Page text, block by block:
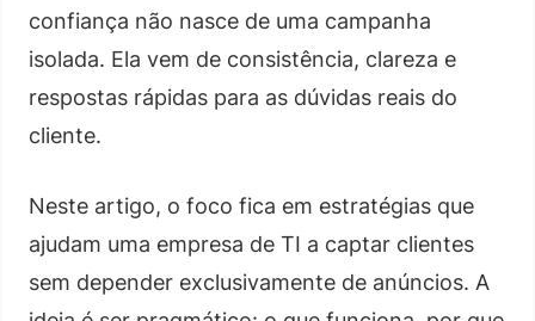
confiança não nasce de uma campanha
isolada. Ela vem de consistência, clareza e
respostas rápidas para as dúvidas reais do
cliente.
Neste artigo, o foco fica em estratégias que
ajudam uma empresa de TI a captar clientes
sem depender exclusivamente de anúncios. A